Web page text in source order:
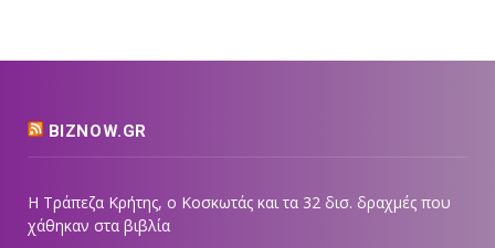
BIZNOW.GR
Η Τράπεζα Κρήτης, ο Κοσκωτάς και τα 32 δισ. δραχμές που
χάθηκαν στα βιβλία